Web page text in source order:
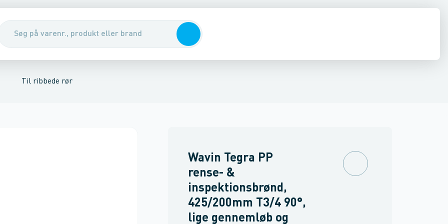
& udskillere
brøndeNedstignings brønde
Til ribbede rør
Wavin Tegra PP
rense- &
inspektionsbrønd,
425/200mm T3/4 90°,
lige gennemløb og